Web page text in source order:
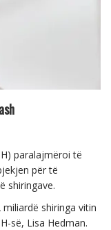
paralajmëroi të
për të
shiringave.
shiringa vitin
së, Lisa Hedman.